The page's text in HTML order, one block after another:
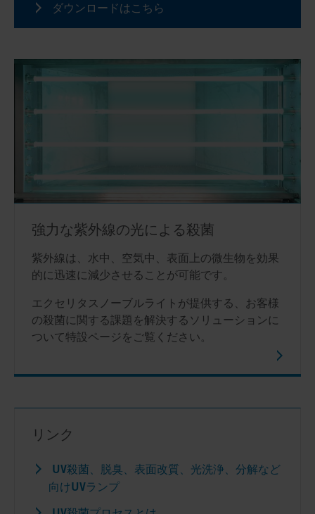
ダウンロードはこちら
強力な紫外線の光による殺菌
紫外線は、水中、空気中、表面上の微生物を効果
的に迅速に減少させることが可能です。
エクセリタスノーブルライトが提供する、お客様
の殺菌に関する課題を解決するソリューションに
ついて特設ページをご覧ください。
リンク
UV殺菌、脱臭、表面改質、光洗浄、分解など
向けUVランプ